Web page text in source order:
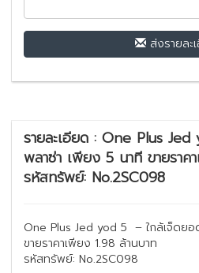
ส่งรายละ
รายละเอียด : One Plus
พลาซ่า เพียง 5 นาที ขายราค
รหัสทรัพย์: No.2SC098
One Plus Jed yod 5 – ใกล้เจ็ดย
ขายราคาเพียง 1.98 ล้านบาท
รหัสทรัพย์: No.2SC098